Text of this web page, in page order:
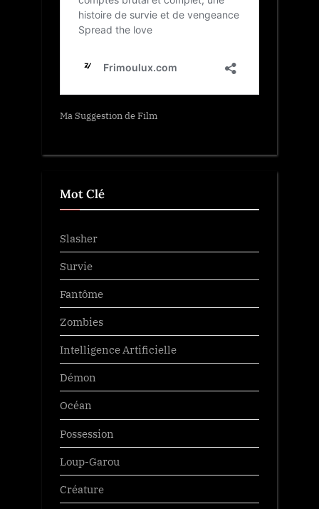
Ma Suggestion de Film
Mot Clé
Slasher
Survie
Fantôme
Zombies
Intelligence Artificielle
Démon
Océan
Possession
Loup-Garou
Créature